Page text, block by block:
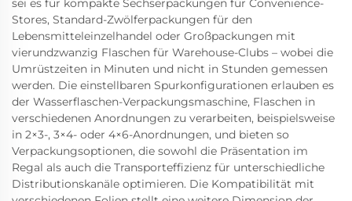
sei es für kompakte Sechserpackungen für Convenience-
Stores, Standard-Zwölferpackungen für den
Lebensmitteleinzelhandel oder Großpackungen mit
vierundzwanzig Flaschen für Warehouse-Clubs – wobei die
Umrüstzeiten in Minuten und nicht in Stunden gemessen
werden. Die einstellbaren Spurkonfigurationen erlauben es
der Wasserflaschen-Verpackungsmaschine, Flaschen in
verschiedenen Anordnungen zu verarbeiten, beispielsweise
in 2×3-, 3×4- oder 4×6-Anordnungen, und bieten so
Verpackungsoptionen, die sowohl die Präsentation im
Regal als auch die Transporteffizienz für unterschiedliche
Distributionskanäle optimieren. Die Kompatibilität mit